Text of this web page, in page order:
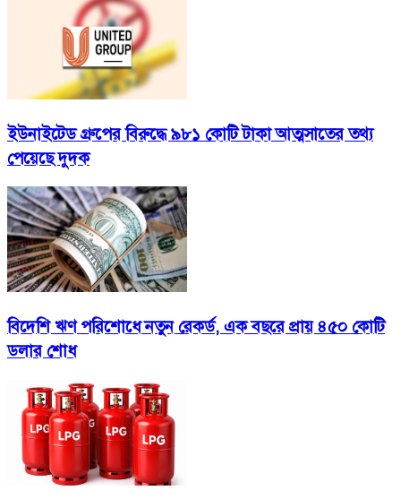
ইউনাইটেড গ্রুপের বিরুদ্ধে ৯৮১ কোটি টাকা আত্মসাতের তথ্য
পেয়েছে দুদক
বিদেশি ঋণ পরিশোধে নতুন রেকর্ড, এক বছরে প্রায় ৪৫০ কোটি
ডলার শোধ